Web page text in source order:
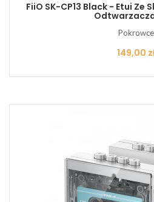
FiiO SK-CP13 Black - Etui Ze
Odtwarzacza
Pokrowce
Cena
149,00